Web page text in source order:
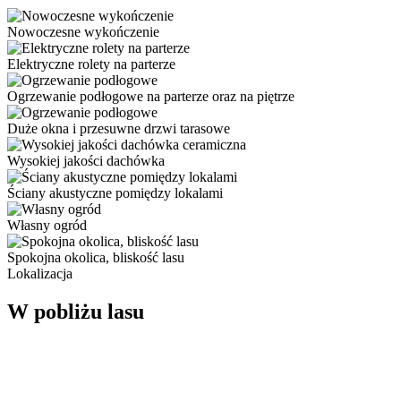
Nowoczesne wykończenie
Elektryczne rolety na parterze
Ogrzewanie podłogowe na parterze oraz na piętrze
Duże okna i przesuwne drzwi tarasowe
Wysokiej jakości dachówka
Ściany akustyczne pomiędzy lokalami
Własny ogród
Spokojna okolica, bliskość lasu
Lokalizacja
W pobliżu lasu